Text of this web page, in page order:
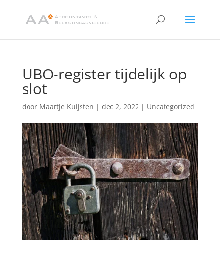
UBO-register tijdelijk op
slot
door Maartje Kuijsten | dec 2, 2022| Uncategorized